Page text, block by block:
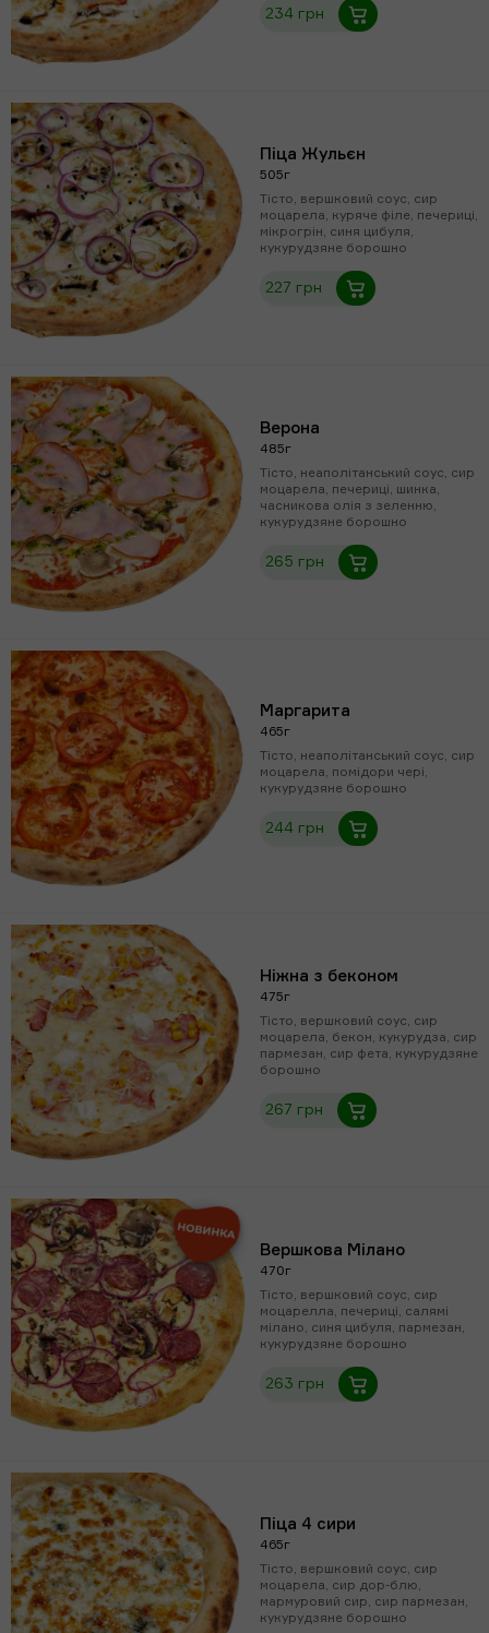
234 грн
Піца Жульєн
505г
Тісто, вершковий соус, сир
моцарела, куряче філе, печериці,
мікрогрін, синя цибуля,
кукурудзяне борошно
227 грн
Верона
485г
Тісто, неаполітанський соус, сир
моцарела, печериці, шинка,
часникова олія з зеленню,
кукурудзяне борошно
265 грн
Маргарита
465г
Тісто, неаполітанський соус, сир
моцарела, помідори чері,
кукурудзяне борошно
244 грн
Ніжна з беконом
475г
Тісто, вершковий соус, сир
моцарела, бекон, кукурудза, сир
пармезан, сир фета, кукурудзяне
борошно
267 грн
Вершкова Мілано
470г
Тісто, вершковий соус, сир
моцарелла, печериці, салямі
мілано, синя цибуля, пармезан,
кукурудзяне борошно
263 грн
Піца 4 сири
465г
Тісто, вершковий соус, сир
моцарела, сир дор-блю,
мармуровий сир, сир пармезан,
кукурудзяне борошно